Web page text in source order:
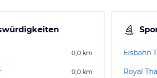
0,0 km
0,0 km Royal